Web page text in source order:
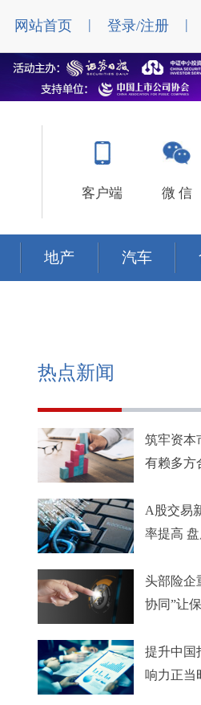
网站首页 | 登录/注册 |
客户端 微 信
地产 汽车
热点新闻
筑牢资本
有赖多方
A股交易
率提高
头部险企
协同”让
提升中国
响力正当